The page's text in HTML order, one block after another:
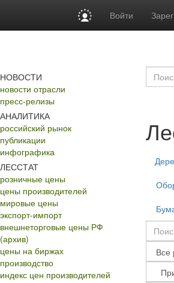
Войти
НОВОСТИ
новости отрасли
пресс-релизы
АНАЛИТИКА
российский рынок
публикации
инфографика
ЛЕССТАТ
розничные цены
цены производителей
мировые цены
экспорт-импорт
внешнеторговые цены РФ
(архив)
цены на биржах
производство
индекс цен производителей